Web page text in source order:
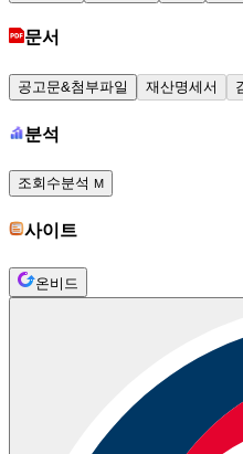
문서
공고문&첨부파일 재산명세서
분석
조회수분석 M
사이트
온비드